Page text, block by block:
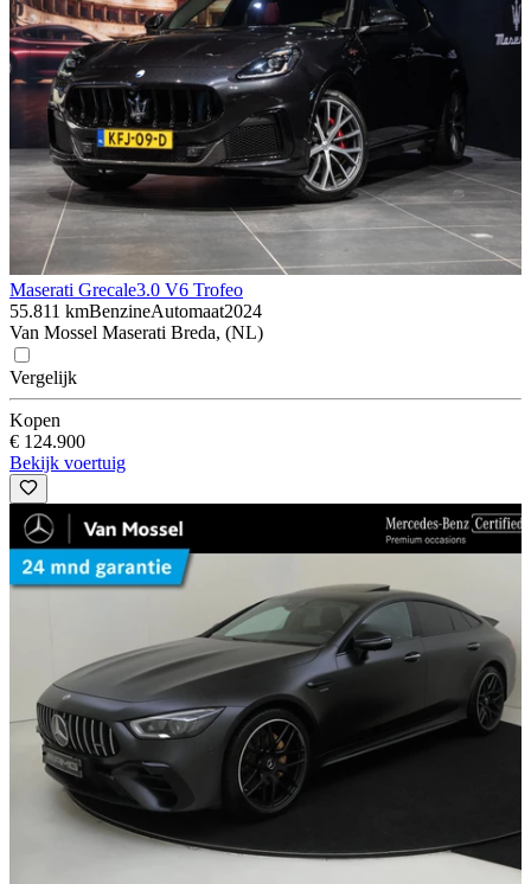
Maserati Grecale3.0 V6 Trofeo
55.811 kmBenzineAutomaat2024
Van Mossel Maserati Breda, (NL)
Vergelijk
Kopen
€ 124.900
Bekijk voertuig